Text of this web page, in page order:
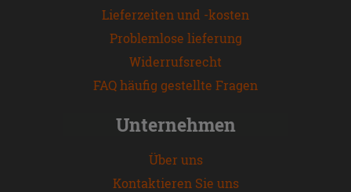
Lieferzeiten und -kosten
Problemlose lieferung
Widerrufsrecht
FAQ häufig gestellte Fragen
Unternehmen
Über uns
Kontaktieren Sie uns